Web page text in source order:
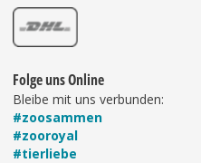
Folge uns Online
Bleibe mit uns verbunden:
#zoosammen
#zooroyal
#tierliebe